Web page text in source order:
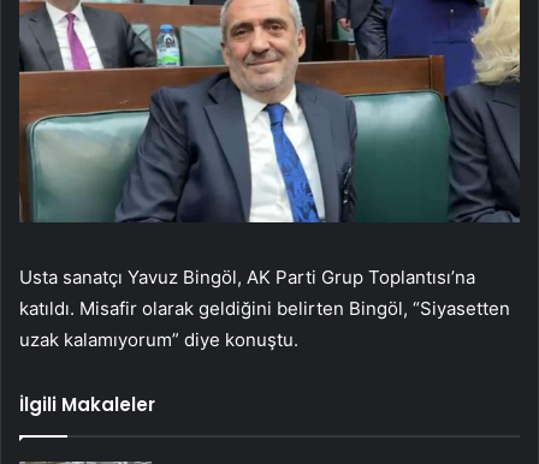
Usta sanatçı Yavuz Bingöl, AK Parti Grup Toplantısı’na
katıldı. Misafir olarak geldiğini belirten Bingöl, “Siyasetten
uzak kalamıyorum” diye konuştu.
İlgili Makaleler